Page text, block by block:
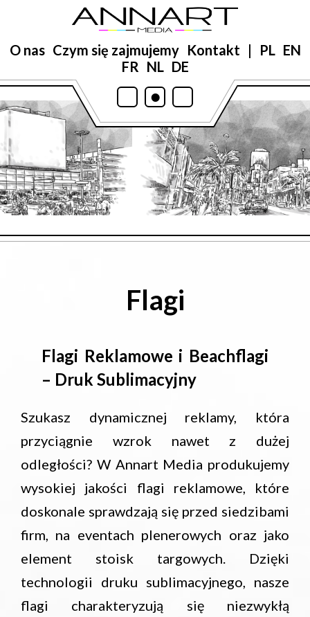
O nas Czym się zajmujemy Kontakt | PL EN
FR NL DE
• • •
Flagi
Flagi Reklamowe i Beachflagi
– Druk Sublimacyjny
Szukasz dynamicznej reklamy, która
przyciągnie wzrok nawet z dużej
odległości? W Annart Media produkujemy
wysokiej jakości flagi reklamowe, które
doskonale sprawdzają się przed siedzibami
firm, na eventach plenerowych oraz jako
element stoisk targowych. Dzięki
technologii druku sublimacyjnego, nasze
flagi charakteryzują się niezwykłą